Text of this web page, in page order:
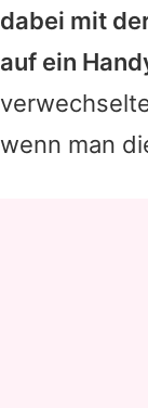
dabei mit
auf ein
wenn man